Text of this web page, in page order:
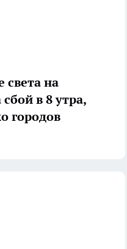
света на
в 8 утра,
городов